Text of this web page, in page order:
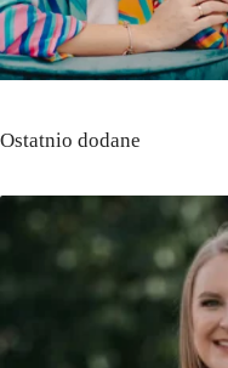
Ostatnio dodane